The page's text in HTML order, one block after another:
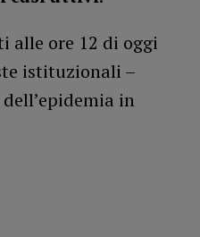
alle ore 12 di oggi
istituzionali –
in